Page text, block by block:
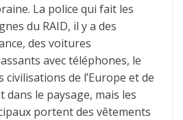
La police qui fait les
du RAID, il y a des
des voitures
avec téléphones, le
civilisations de l’Europe et de
dans le paysage, mais les
portent des vêtements